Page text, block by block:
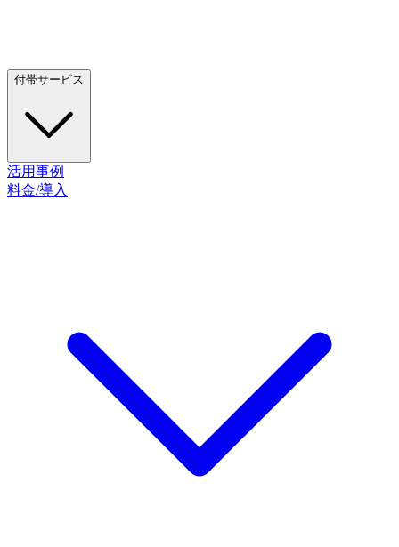
付帯サービス
活用事例
料金/導入